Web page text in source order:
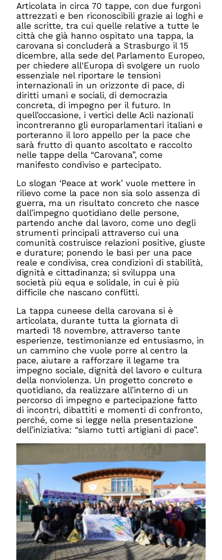
Articolata in circa 70 tappe, con due furgoni
attrezzati e ben riconoscibili grazie ai loghi e
alle scritte, tra cui quelle relative a tutte le
città che già hanno ospitato una tappa, la
carovana si concluderà a Strasburgo il 15
dicembre, alla sede del Parlamento Europeo,
per chiedere all'Europa di svolgere un ruolo
essenziale nel riportare le tensioni
internazionali in un orizzonte di pace, di
diritti umani e sociali, di democrazia
concreta, di impegno per il futuro. In
quell’occasione, i vertici delle Acli nazionali
incontreranno gli europarlamentari italiani e
porteranno il loro appello per la pace che
sarà frutto di quanto ascoltato e raccolto
nelle tappe della “Carovana”, come
manifesto condiviso e partecipato.
Lo slogan ‘Peace at work’ vuole mettere in
rilievo come la pace non sia solo assenza di
guerra, ma un risultato concreto che nasce
dall’impegno quotidiano delle persone,
partendo anche dal lavoro, come uno degli
strumenti principali attraverso cui una
comunità costruisce relazioni positive, giuste
e durature; ponendo le basi per una pace
reale e condivisa, crea condizioni di stabilità,
dignità e cittadinanza; si sviluppa una
società più equa e solidale, in cui è più
difficile che nascano conflitti.
La tappa cuneese della carovana si è
articolata, durante tutta la giornata di
martedì 18 novembre, attraverso tante
esperienze, testimonianze ed entusiasmo, in
un cammino che vuole porre al centro la
pace, aiutare a rafforzare il legame tra
impegno sociale, dignità del lavoro e cultura
della nonviolenza. Un progetto concreto e
quotidiano, da realizzare all’interno di un
percorso di impegno e partecipazione fatto
di incontri, dibattiti e momenti di confronto,
perché, come si legge nella presentazione
dell’iniziativa: “siamo tutti artigiani di pace”.